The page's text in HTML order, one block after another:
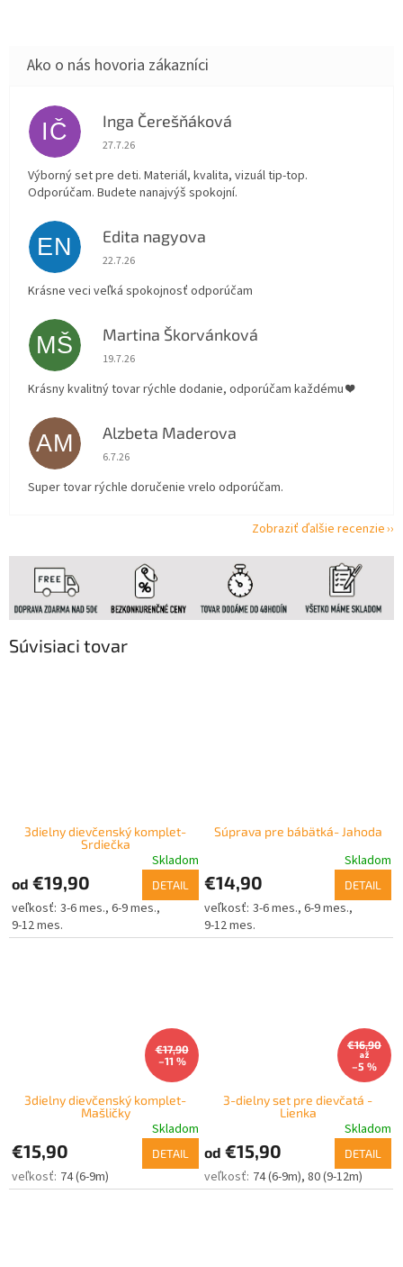
Súvisiaci tovar
3dielny dievčenský komplet-
Srdiečka
Skladom
od €19,90 DETAIL
3-6 mes. 6-9 mes.
9-12 mes.
Súprava pre bábätká- Jahoda
Skladom
€14,90 DETAIL
3-6 mes. 6-9 mes.
9-12 mes.
€17,90
–11 %
3dielny dievčenský komplet-
Mašličky
Skladom
€15,90 DETAIL
74 (6-9m)
€16,90
až
–5 %
3-dielny set pre dievčatá -
Lienka
Skladom
od €15,90 DETAIL
74 (6-9m) 80 (9-12m)
IČ Inga Čerešňáková
Hodnotenie obchodu je 5 z 5 hviezdičiek.
27.7.26
Výborný set pre deti. Materiál, kvalita, vizuál tip-top.
Odporúčam. Budete nanajvýš spokojní.
EN Edita nagyova
Hodnotenie obchodu je 5 z 5 hviezdičiek.
22.7.26
Krásne veci veľká spokojnosť odporúčam
MŠ Martina Škorvánková
Hodnotenie obchodu je 5 z 5 hviezdičiek.
19.7.26
Krásny kvalitný tovar rýchle dodanie, odporúčam každému ❤️
AM Alzbeta Maderova
Hodnotenie obchodu je 5 z 5 hviezdičiek.
6.7.26
Super tovar rýchle doručenie vrelo odporúčam.
Zobraziť ďalšie recenzie